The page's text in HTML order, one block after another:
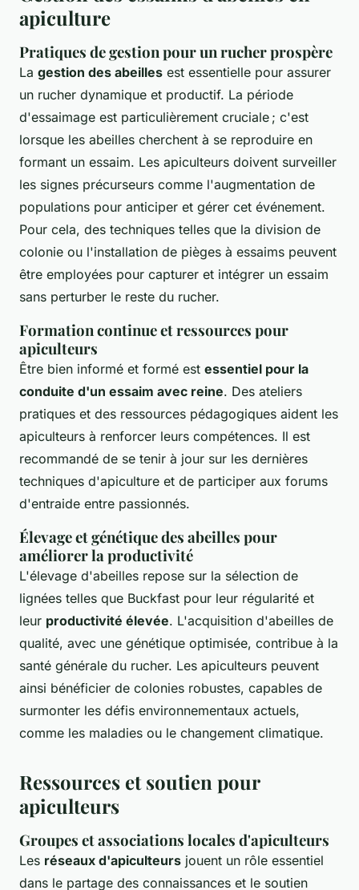
apiculture
Pratiques de gestion pour un rucher prospère
La gestion des abeilles est essentielle pour assurer
un rucher dynamique et productif. La période
d'essaimage est particulièrement cruciale ; c'est
lorsque les abeilles cherchent à se reproduire en
formant un essaim. Les apiculteurs doivent surveiller
les signes précurseurs comme l'augmentation de
populations pour anticiper et gérer cet événement.
Pour cela, des techniques telles que la division de
colonie ou l'installation de pièges à essaims peuvent
être employées pour capturer et intégrer un essaim
sans perturber le reste du rucher.
Formation continue et ressources pour
apiculteurs
Être bien informé et formé est essentiel pour la
conduite d'un essaim avec reine. Des ateliers
pratiques et des ressources pédagogiques aident les
apiculteurs à renforcer leurs compétences. Il est
recommandé de se tenir à jour sur les dernières
techniques d'apiculture et de participer aux forums
d'entraide entre passionnés.
Élevage et génétique des abeilles pour
améliorer la productivité
L'élevage d'abeilles repose sur la sélection de
lignées telles que Buckfast pour leur régularité et
leur productivité élevée. L'acquisition d'abeilles de
qualité, avec une génétique optimisée, contribue à la
santé générale du rucher. Les apiculteurs peuvent
ainsi bénéficier de colonies robustes, capables de
surmonter les défis environnementaux actuels,
comme les maladies ou le changement climatique.
Ressources et soutien pour
apiculteurs
Groupes et associations locales d'apiculteurs
Les réseaux d'apiculteurs jouent un rôle essentiel
dans le partage des connaissances et le soutien